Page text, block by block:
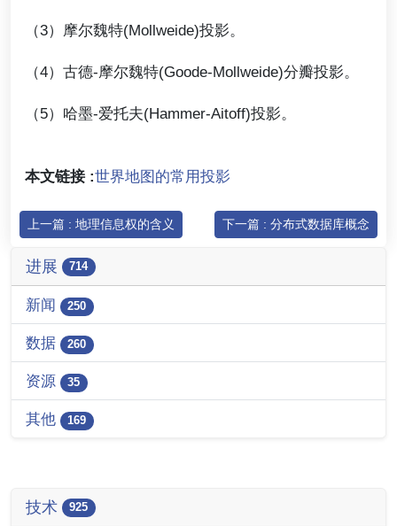
（3）摩尔魏特(Mollweide)投影。
（4）古德-摩尔魏特(Goode-Mollweide)分瓣投影。
（5）哈墨-爱托夫(Hammer-Aitoff)投影。
本文链接 :世界地图的常用投影
上一篇 : 地理信息权的含义 下一篇 : 分布式数据库概念
进展 714
新闻 250
数据 260
资源 35
其他 169
技术 925